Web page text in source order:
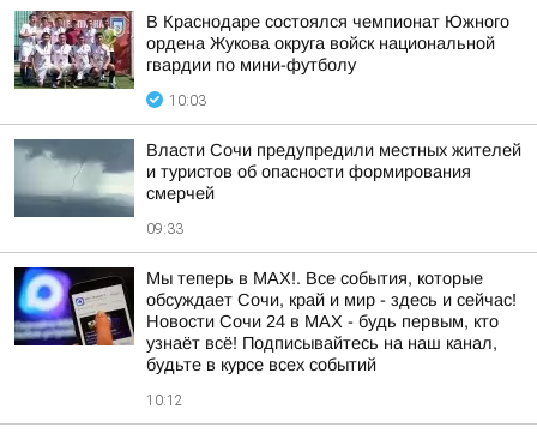
В Краснодаре состоялся чемпионат Южного
ордена Жукова округа войск национальной
гвардии по мини-футболу
10:03
Власти Сочи предупредили местных жителей
и туристов об опасности формирования
смерчей
09:33
Мы теперь в MAX!. Все события, которые
обсуждает Сочи, край и мир - здесь и сейчас!
Новости Сочи 24 в MAX - будь первым, кто
узнаёт всё! Подписывайтесь на наш канал,
будьте в курсе всех событий
10:12